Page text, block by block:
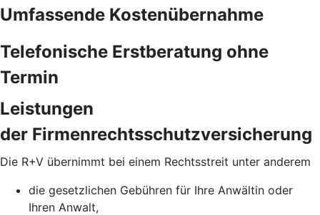
Umfassende Kostenübernahme
Telefonische Erstberatung ohne
Termin
Leistungen
der Firmenrechtsschutzversicherung
Die R+V übernimmt bei einem Rechtsstreit unter anderem
die gesetzlichen Gebühren für Ihre Anwältin oder
Ihren Anwalt,